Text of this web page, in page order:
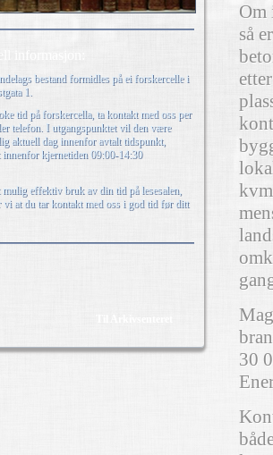
bestand formidles på ei forskercelle i
1.
tid på forskercella, ta kontakt med oss per
telefon. I utgangspunktet vil den være
aktuell dag innenfor avtalt tidspunkt,
innenfor kjernetiden 09:00-14:30
mulig effektiv bruk av din tid på lesesalen,
vi at du tar kontakt med oss i god tid før ditt
Om
så
30